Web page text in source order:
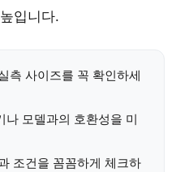
입니다.
측 사이즈를 꼭 확인하세
나 모델과의 호환성을 미
조건을 꼼꼼하게 체크하